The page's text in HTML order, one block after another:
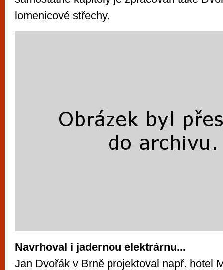
lomenicové střechy.
Navrhoval i jadernou elektrárnu...
Jan Dvořák v Brně projektoval např. hotel